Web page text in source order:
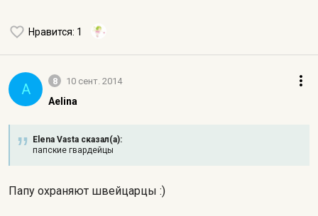
Нравится: 1
A 8 10 сент. 2014
Aelina
Elena Vasta сказал(а):
папские гвардейцы
Папу охраняют швейцарцы :)